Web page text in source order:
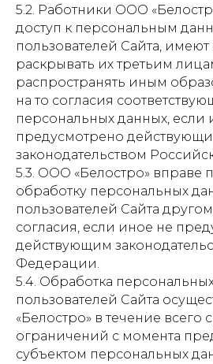
5.2. Работники ООО
доступ к персональным
пользователей Сайта, имеют
раскрывать их третьим
распространять иным
на то согласия
персональных данных,
предусмотрено
законодательством
5.3. ООО «Белостро» вправе
обработку персональных
пользователей Сайта
согласия, если иное не
действующим
Федерации.
5.4. Обработка
пользователей Сайта
«Белостро» в течение всего
ограничений с момента
субъектом персональных